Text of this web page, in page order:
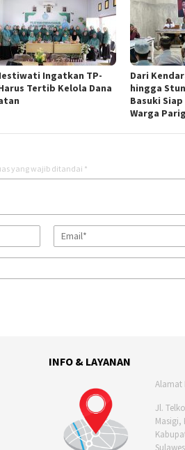
Ingatkan TP-
Tertib Kelola Dana
Dari
hingga
Basuki
Warga
yang wajib ditandai *
INFO & LAYANAN
Alamat
Jl.
Masigi,